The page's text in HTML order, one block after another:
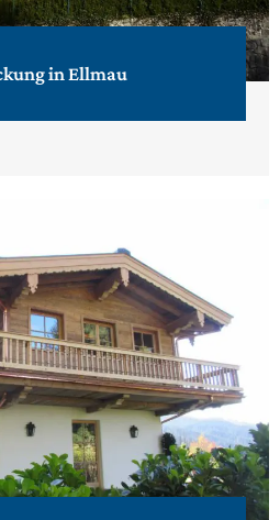
in Ellmau